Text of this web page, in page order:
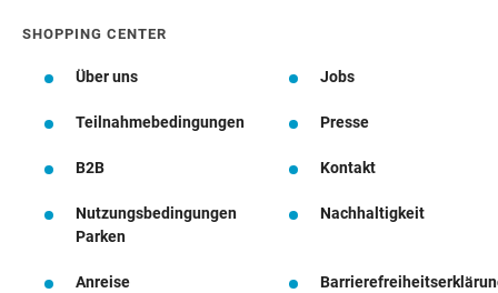
SHOPPING CENTER
Über uns Jobs
Teilnahmebedingungen Presse
B2B Kontakt
Nutzungsbedingungen
Parken
Nachhaltigkeit
Anreise